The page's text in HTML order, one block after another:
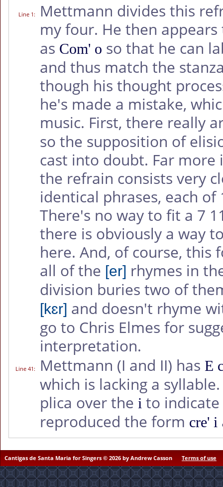
Line 1:
Mettmann divides this
my four. He then
as Com' o so that he can
and thus match the
though his thought
he's made a mistake,
music. First, there really
so the supposition of
cast into doubt. Far
the refrain consists very
identical phrases, each
There's no way to fit a 7
there is obviously a way
here. And, of course,
all of the [er] rhymes in
division buries two of
[kɛr] and doesn't rhyme
go to Chris Elmes for
interpretation.
Line 41: Mettmann (I and II) has E
which is lacking a
plica over the i to indicate
reproduced the form cre' i
Cantigas de Santa Maria for Singers © 2026 by Andrew Casson Terms of use